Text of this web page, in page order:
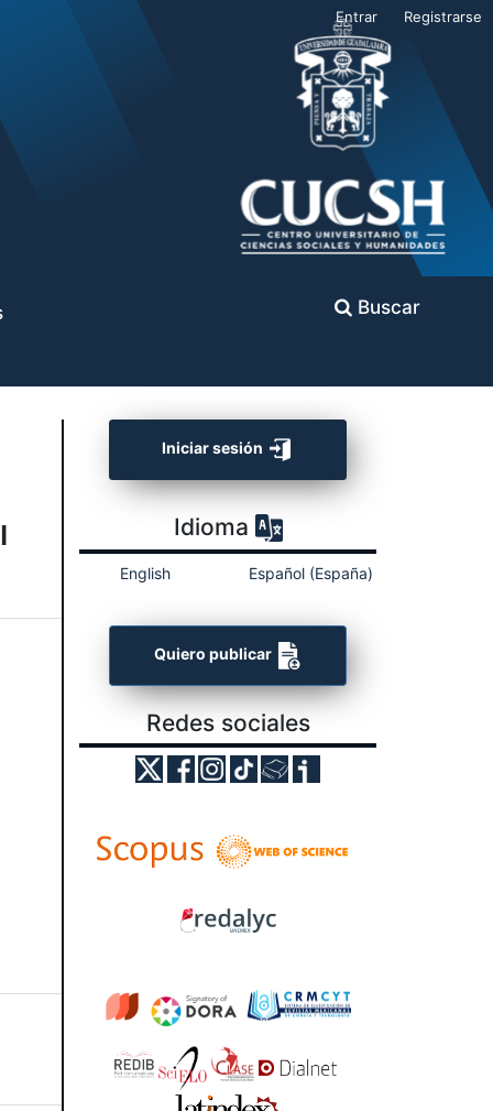
Buscar
Entrar Registrarse
Iniciar sesión
Idioma
English Español (España)
Quiero publicar
Redes sociales